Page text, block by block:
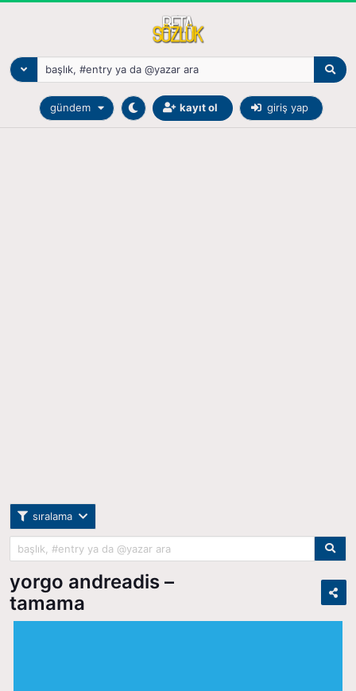
gündem kayıt ol giriş yap
sıralama
yorgo andreadis –
tamama